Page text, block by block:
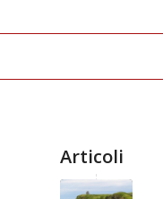
Articoli